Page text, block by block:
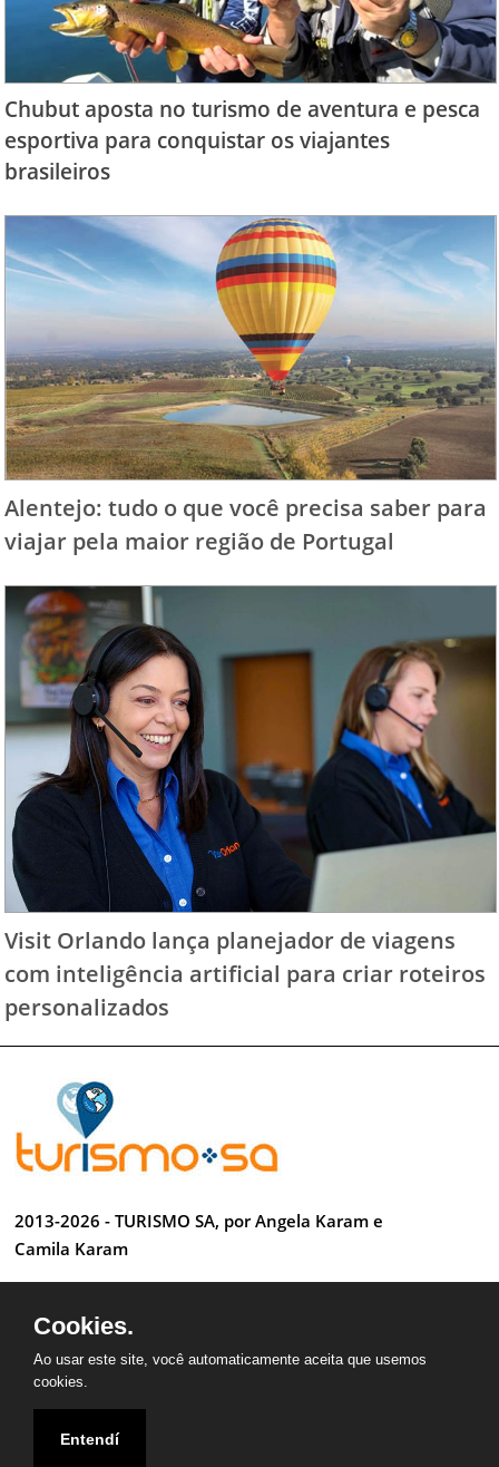
Chubut aposta no turismo de aventura e pesca
esportiva para conquistar os viajantes
brasileiros
Alentejo: tudo o que você precisa saber para
viajar pela maior região de Portugal
Visit Orlando lança planejador de viagens
com inteligência artificial para criar roteiros
personalizados
2013-2026 - TURISMO SA, por Angela Karam e
Camila Karam
Desenvolvido por Anderson Luiz
Cookies.
Ao usar este site, você automaticamente aceita que usemos
cookies.
Entendí